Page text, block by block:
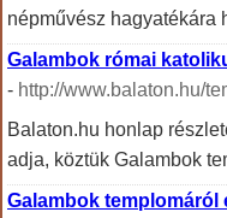
népművész hagyatékára
Galambok római
- http://www.balaton.hu/
Balaton.hu honlap
adja, köztük Galambok
Galambok